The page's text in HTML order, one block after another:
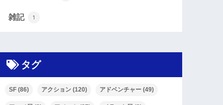
雑記 1
タグ
SF (86) アクション (120) アドベンチャー (49)